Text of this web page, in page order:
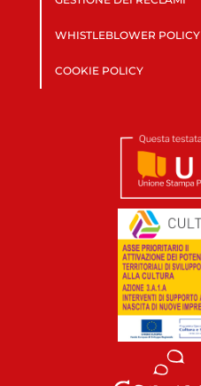
WHISTLEBLOWER POLICY
COOKIE POLICY